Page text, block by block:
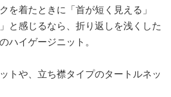
を着たときに「首が短く見える」
と感じるなら、折り返しを浅くした
ハイゲージニット。
トや、立ち襟タイプのタートルネッ